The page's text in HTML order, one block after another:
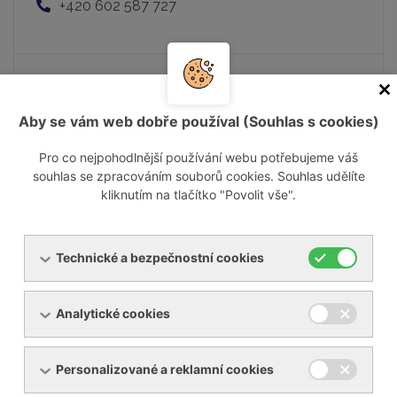
+420 602 587 727
Jednatel společnosti - vedoucí obchodu
matej.nemcok@ynna.cz
+421 903 237 322
Pavel Musil
Obchodní zástupce
pavel.musil@ynna.cz
+420 602 550 677
Aby se vám web dobře používal (Souhlas s cookies)
Pro co nejpohodlnější používání webu potřebujeme váš
souhlas se zpracováním souborů cookies. Souhlas udělíte
kliknutím na tlačítko "Povolit vše".
Technické a bezpečnostní cookies
Analytické cookies
Personalizované a reklamní cookies